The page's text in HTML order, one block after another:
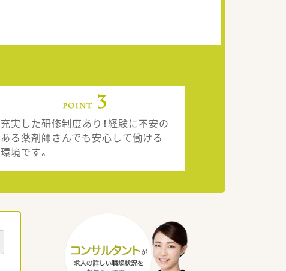
充実した研修制度あり！経験に不安の
ある薬剤師さんでも安心して働ける
環境です。